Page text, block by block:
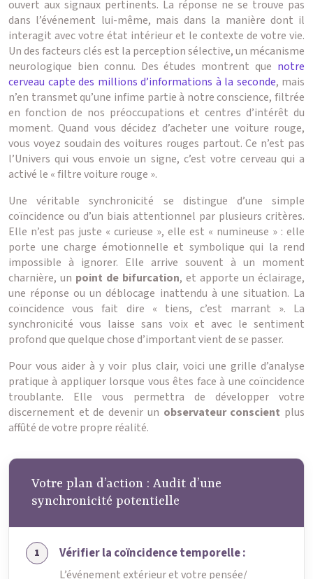
ouvert aux signaux pertinents. La réponse ne se trouve pas
dans l’événement lui-même, mais dans la manière dont il
interagit avec votre état intérieur et le contexte de votre vie.
Un des facteurs clés est la perception sélective, un mécanisme
neurologique bien connu. Des études montrent que notre
cerveau capte des millions d’informations à la seconde, mais
n’en transmet qu’une infime partie à notre conscience, filtrée
en fonction de nos préoccupations et centres d’intérêt du
moment. Quand vous décidez d’acheter une voiture rouge,
vous voyez soudain des voitures rouges partout. Ce n’est pas
l’Univers qui vous envoie un signe, c’est votre cerveau qui a
activé le « filtre voiture rouge ».
Une véritable synchronicité se distingue d’une simple
coïncidence ou d’un biais attentionnel par plusieurs critères.
Elle n’est pas juste « curieuse », elle est « numineuse » : elle
porte une charge émotionnelle et symbolique qui la rend
impossible à ignorer. Elle arrive souvent à un moment
charnière, un point de bifurcation, et apporte un éclairage,
une réponse ou un déblocage inattendu à une situation. La
coïncidence vous fait dire « tiens, c’est marrant ». La
synchronicité vous laisse sans voix et avec le sentiment
profond que quelque chose d’important vient de se passer.
Pour vous aider à y voir plus clair, voici une grille d’analyse
pratique à appliquer lorsque vous êtes face à une coïncidence
troublante. Elle vous permettra de développer votre
discernement et de devenir un observateur conscient plus
affûté de votre propre réalité.
Votre plan d’action : Audit d’une
synchronicité potentielle
Vérifier la coïncidence temporelle :
L’événement extérieur et votre pensée/